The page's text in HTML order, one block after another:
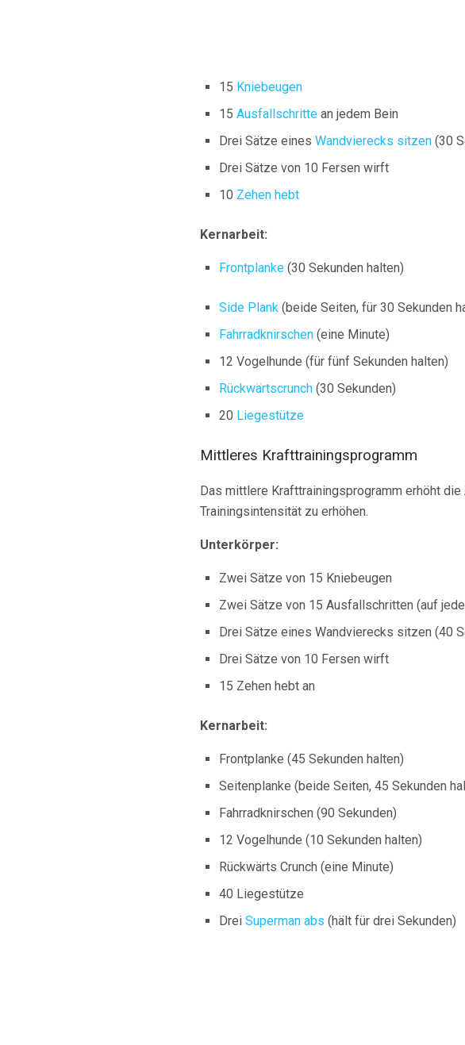
15 Kniebeugen
15 Ausfallschritte an jedem Bein
Drei Sätze eines Wandvierecks sitzen (30
Drei Sätze von 10 Fersen wirft
10 Zehen hebt
Kernarbeit:
Frontplanke (30 Sekunden halten)
Side Plank (beide Seiten, für 30 Sekunden
Fahrradknirschen (eine Minute)
12 Vogelhunde (für fünf Sekunden halten)
Rückwärtscrunch (30 Sekunden)
20 Liegestütze
Mittleres Krafttrainingsprogramm
Das mittlere Krafttrainingsprogramm erhöht
Trainingsintensität zu erhöhen.
Unterkörper:
Zwei Sätze von 15 Kniebeugen
Zwei Sätze von 15 Ausfallschritten (auf
Drei Sätze eines Wandvierecks sitzen (40
Drei Sätze von 10 Fersen wirft
15 Zehen hebt an
Kernarbeit:
Frontplanke (45 Sekunden halten)
Seitenplanke (beide Seiten, 45 Sekunden
Fahrradknirschen (90 Sekunden)
12 Vogelhunde (10 Sekunden halten)
Rückwärts Crunch (eine Minute)
40 Liegestütze
Drei Superman abs (hält für drei Sekunden)